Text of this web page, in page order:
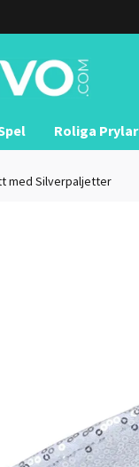
Roliga Prylar
med Silverpaljetter